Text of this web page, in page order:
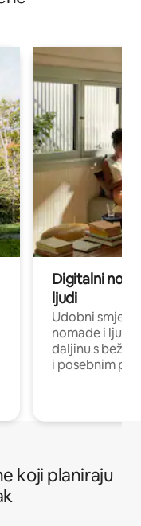
Digitalni
ljudi
Udobni
nomade i ljude
daljinu s
i posebnim
koji planiraju